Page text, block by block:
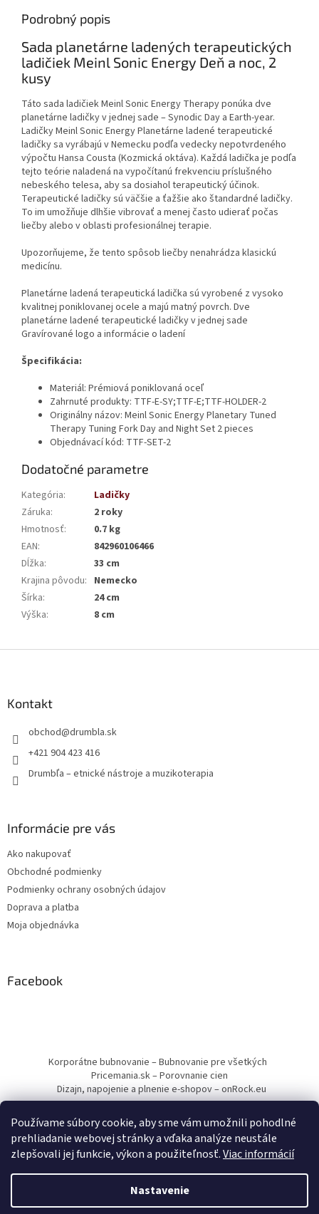
Používame súbory cookie, aby sme vám umožnili pohodlné
prehliadanie webovej stránky a vďaka analýze neustále
zlepšovali jej funkcie, výkon a použiteľnosť.Viac informácií
Nastavenie
Podrobný popis
Sada planetárne ladených terapeutických
ladičiek Meinl Sonic Energy Deň a noc, 2
kusy
Táto sada ladičiek Meinl Sonic Energy Therapy ponúka dve
planetárne ladičky v jednej sade – Synodic Day a Earth-year.
Ladičky Meinl Sonic Energy Planetárne ladené terapeutické
ladičky sa vyrábajú v Nemecku podľa vedecky nepotvrdeného
výpočtu Hansa Cousta (Kozmická oktáva). Každá ladička je podľa
tejto teórie naladená na vypočítanú frekvenciu príslušného
nebeského telesa, aby sa dosiahol terapeutický účinok.
Terapeutické ladičky sú väčšie a ťažšie ako štandardné ladičky.
To im umožňuje dlhšie vibrovať a menej často udierať počas
liečby alebo v oblasti profesionálnej terapie.
Upozorňujeme, že tento spôsob liečby nenahrádza klasickú
medicínu.
Planetárne ladená terapeutická ladička sú vyrobené z vysoko
kvalitnej poniklovanej ocele a majú matný povrch. Dve
planetárne ladené terapeutické ladičky v jednej sade
Gravírované logo a informácie o ladení
Špecifikácia:
Materiál: Prémiová poniklovaná oceľ
Zahrnuté produkty: TTF-E-SY;TTF-E;TTF-HOLDER-2
Originálny názov: Meinl Sonic Energy Planetary Tuned
Therapy Tuning Fork Day and Night Set 2 pieces
Objednávací kód: TTF-SET-2
Dodatočné parametre
Kategória:
Ladičky
Záruka:
2 roky
Hmotnosť:
0.7 kg
EAN:
842960106466
Dĺžka:
33 cm
Krajina pôvodu: Nemecko
Šírka:
24 cm
Výška: 8 cm
Kontakt
obchod@drumbla.sk
+421 904 423 416
Drumbľa – etnické nástroje a muzikoterapia
Informácie pre vás
Ako nakupovať
Obchodné podmienky
Podmienky ochrany osobných údajov
Doprava a platba
Moja objednávka
Facebook
Korporátne bubnovanie – Bubnovanie pre všetkých
Pricemania.sk – Porovnanie cien
Dizajn, napojenie a plnenie e-shopov – onRock.eu